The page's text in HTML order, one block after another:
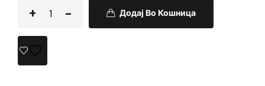
Додај Во Кошница